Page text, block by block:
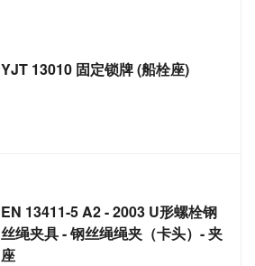
YJT 13010 固定锁牌 (船栓座)
EN 13411-5 A2 - 2003 U形螺栓钢
丝绳夹具 - 钢丝绳绳夹（卡头）- 夹
座